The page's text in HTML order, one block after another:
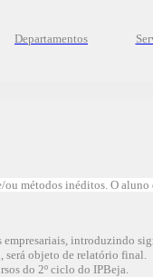
Departamentos
ou métodos inéditos. O
introduzindo
será objeto de relatório final.
do 2º ciclo do IPBeja.